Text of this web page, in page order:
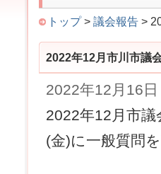
トップ> 議会報告 >
2022年12月市川市議
2022年12月16日
2022年12月市
(金)に一般質問